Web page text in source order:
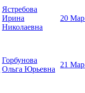
Ястребова
Ирина
Николаевна
20
Горбунова
Ольга Юрьевна
21